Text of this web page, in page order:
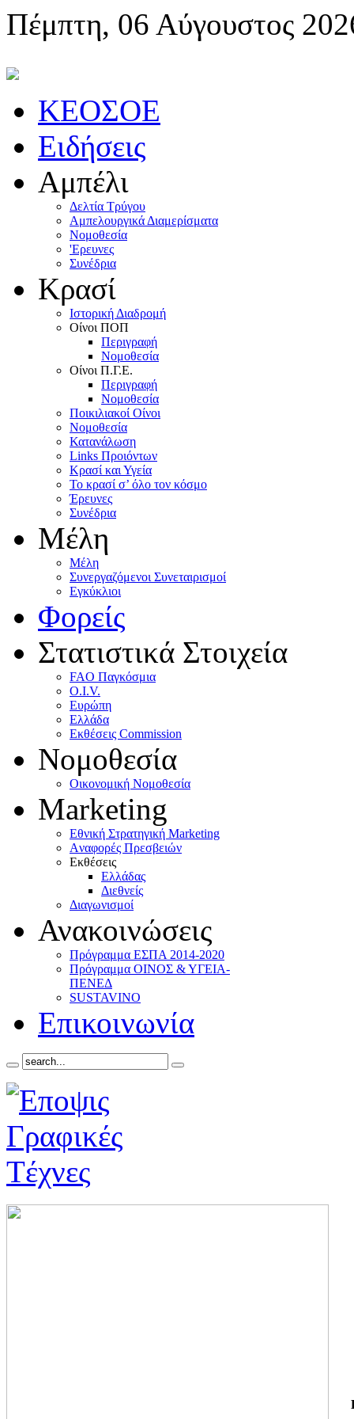
Πέμπτη, 06 Αύγουστος
KEOΣOE
Ειδήσεις
Αμπέλι
Δελτία Τρύγου
Αμπελουργικά Διαμερίσματα
Nομοθεσία
'Eρευνες
Συνέδρια
Κρασί
Iστορική Διαδρομή
Oίνοι ΠOΠ
Περιγραφή
Nομοθεσία
Oίνοι Π.Γ.E.
Περιγραφή
Νομοθεσία
Ποικιλιακοί Oίνοι
Nομοθεσία
Κατανάλωση
Links Προιόντων
Κρασί και Υγεία
To κρασί σ’ όλο τον κόσμο
Έρευνες
Συνέδρια
Μέλη
Mέλη
Συνεργαζόμενοι Συνεταιρισμοί
Εγκύκλιοι
Φορείς
Στατιστικά Στοιχεία
FAO Παγκόσμια
O.I.V.
Ευρώπη
Ελλάδα
Eκθέσεις Commission
Νομοθεσία
Οικονομική Νομοθεσία
Marketing
Eθνική Στρατηγική Marketing
Aναφορές Πρεσβειών
Eκθέσεις
Eλλάδας
Διεθνείς
Διαγωνισμοί
Ανακοινώσεις
Πρόγραμμα ΕΣΠΑ 2014-2020
Πρόγραμμα ΟΙΝΟΣ & ΥΓΕΙΑ-
ΠΕΝΕΔ
SUSTAVINO
Επικοινωνία